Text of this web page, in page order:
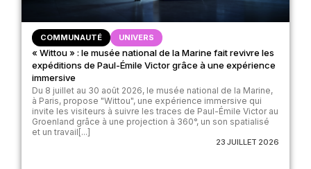
COMMUNAUTÉ UNIVERS
« Wittou » : le musée national de la Marine fait revivre les
expéditions de Paul-Émile Victor grâce à une expérience
immersive
Du 8 juillet au 30 août 2026, le musée national de la Marine,
à Paris, propose "Wittou", une expérience immersive qui
invite les visiteurs à suivre les traces de Paul-Émile Victor au
Groenland grâce à une projection à 360°, un son spatialisé
et un travail[...]
23 JUILLET 2026